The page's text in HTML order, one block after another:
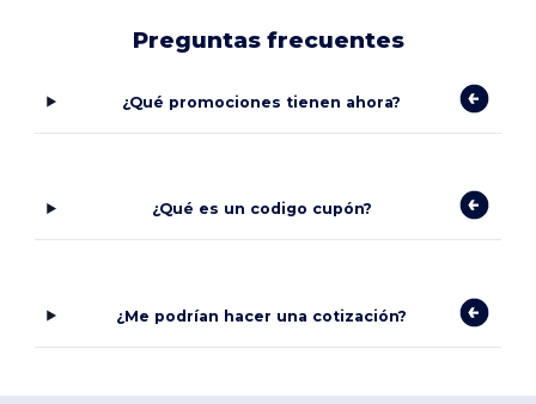
Preguntas frecuentes
¿Qué promociones tienen ahora?
¿Qué es un codigo cupón?
¿Me podrían hacer una cotización?